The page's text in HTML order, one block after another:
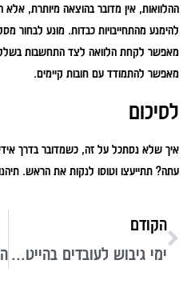
ההלוואות, אין מדובר בהוצאה מיותרת, אלא
להימנע מהתחייבויות כבדות. מונע לבחור
מאפשר לקחת הלוואה לצד התחשבות בשלל
מאפשר להתמודד עם חובות קיימים.
לסיכום
איך שלא נסתכל על זה, כשמדובר בדרך
עתה? תתייעצו וטוסו לנקות את הראש.
הקודם
ימי גיבוש לעובדים בהייטק: רעיונות מקוריים במיוחד שלא חשבתם עליהם